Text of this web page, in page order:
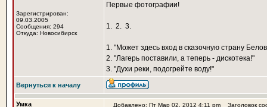
Зарегистрирован:
09.03.2005
Сообщения: 294
Откуда: Новосибирск
Первые фотографии!
1. 2. 3.
1. "Может здесь вход в сказочную страну
2. "Лагерь поставили, а теперь - дискотека!"
3. "Духи реки, подогрейте воду!"
Вернуться к началу
Умка Добавлено: Пт Мар 02, 2012 4:11 pm Заголовок